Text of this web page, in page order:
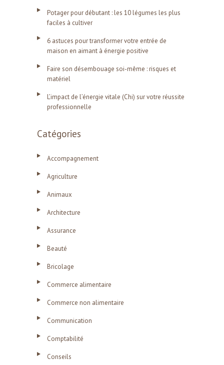
Potager pour débutant : les 10 légumes les plus
faciles à cultiver
6 astuces pour transformer votre entrée de
maison en aimant à énergie positive
Faire son désembouage soi-même : risques et
matériel
L’impact de l’énergie vitale (Chi) sur votre réussite
professionnelle
Catégories
Accompagnement
Agriculture
Animaux
Architecture
Assurance
Beauté
Bricolage
Commerce alimentaire
Commerce non alimentaire
Communication
Comptabilité
Conseils